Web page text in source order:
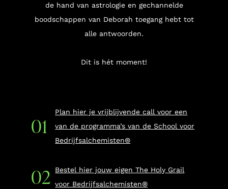
de hand van astrologie en gechannelde
boodschappen van Deborah toegang hebt tot
alle antwoorden.
Dit is hét moment!
Plan hier je vrijblijvende call voor een
van de programma’s van de School voor
Bedrijfsalchemisten®
Bestel hier jouw eigen The Holy Grail
voor Bedrijfsalchemisten®